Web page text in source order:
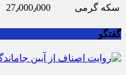
سکه گرمی
27٫000٫000
گفتگو